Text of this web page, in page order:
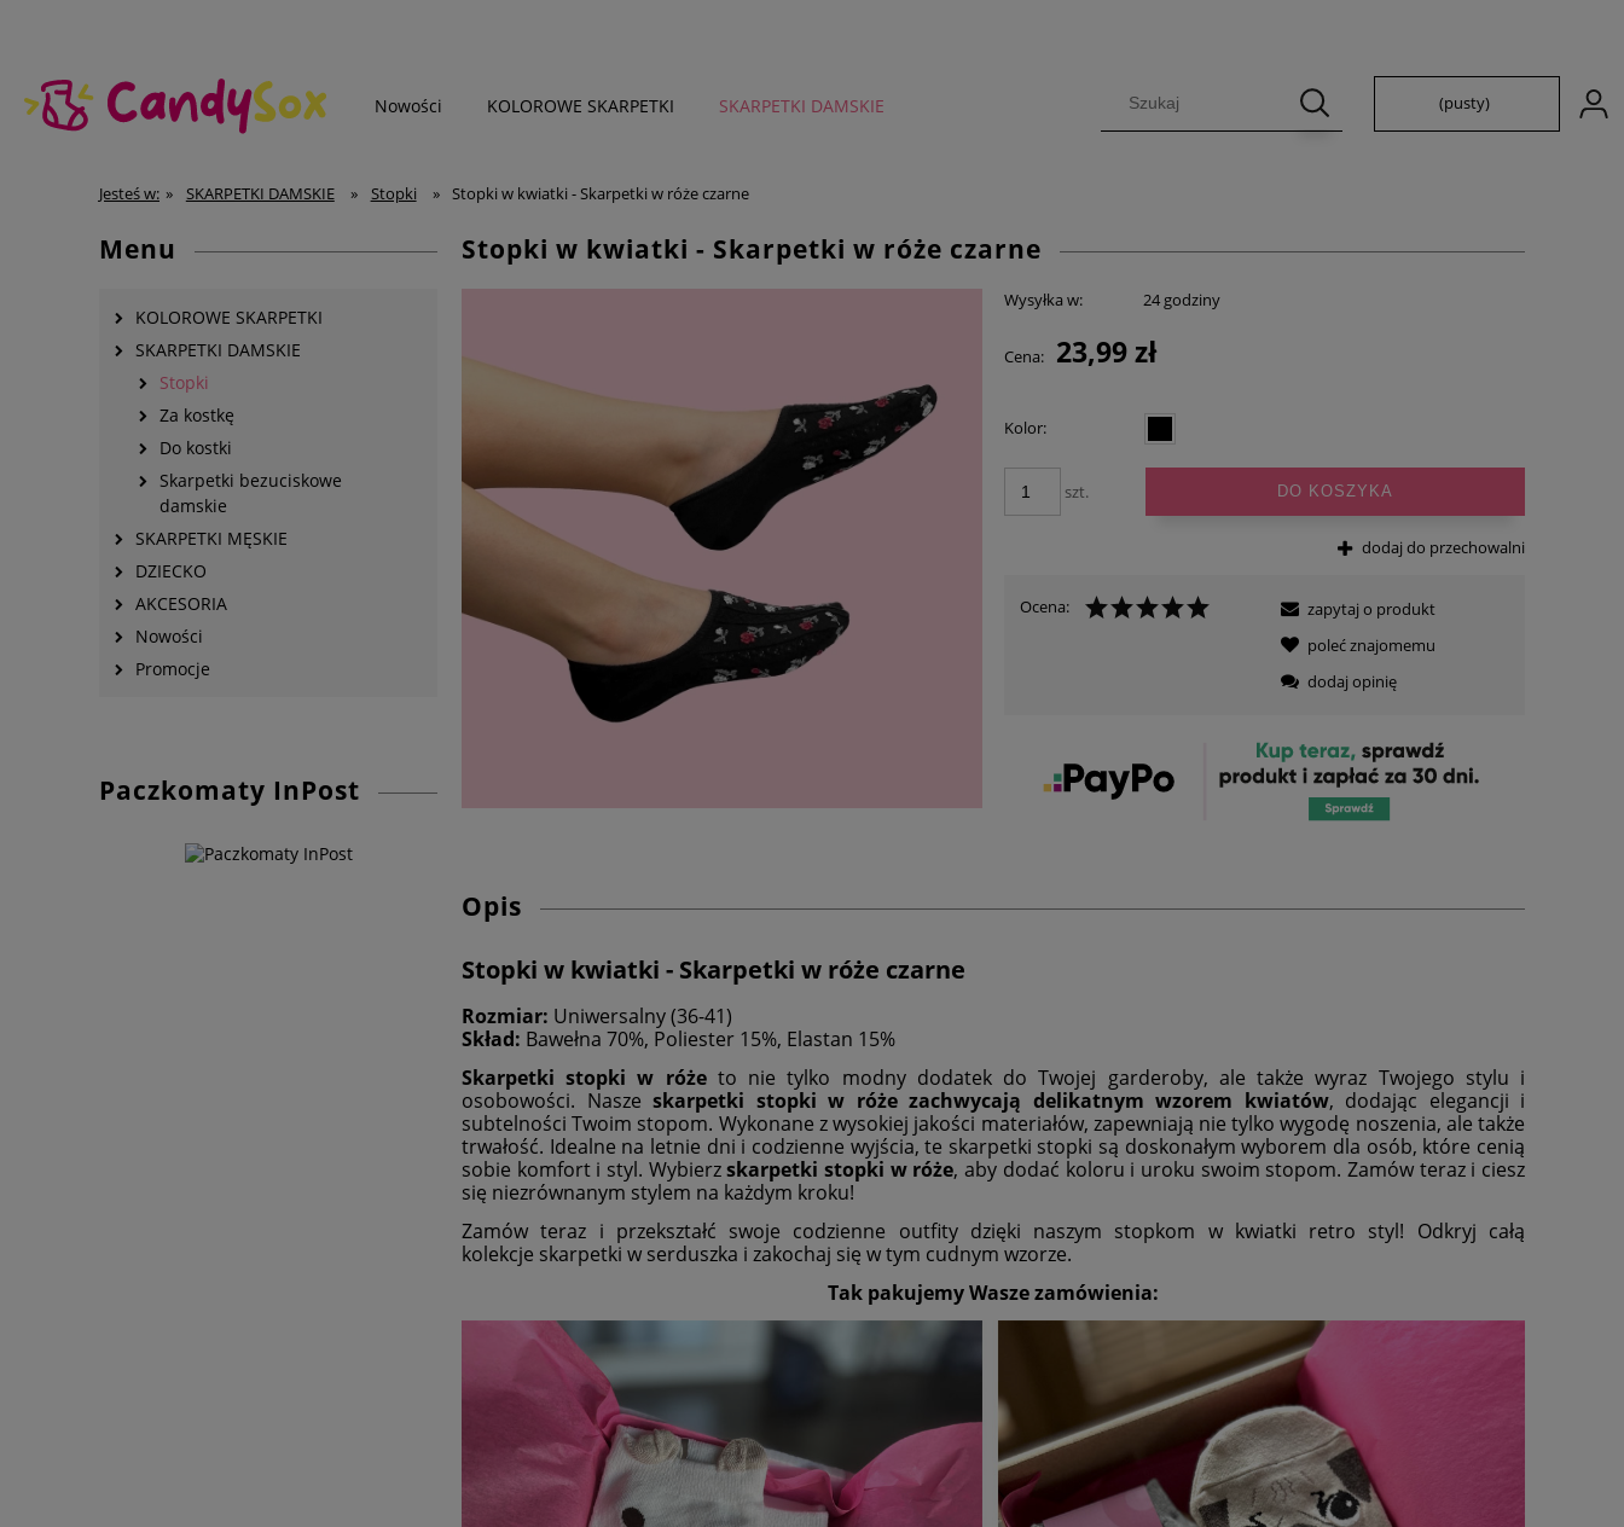
Nowości KOLOROWE SKARPETKI SKARPETKI DAMSKIE (pusty)
Jesteś w: » SKARPETKI DAMSKIE » Stopki » Stopki w kwiatki - Skarpetki w róże czarne
Menu
KOLOROWE SKARPETKI
SKARPETKI DAMSKIE
Stopki
Za kostkę
Do kostki
Skarpetki bezuciskowe
damskie
SKARPETKI MĘSKIE
DZIECKO
AKCESORIA
Nowości
Promocje
Paczkomaty InPost
Stopki w kwiatki - Skarpetki w róże czarne
Wysyłka w: 24 godziny
Cena: 23,99 zł
Kolor:
szt. DO KOSZYKA
dodaj do przechowalni
Ocena:
zapytaj o produkt
poleć znajomemu
dodaj opinię
Opis
Stopki w kwiatki - Skarpetki w róże czarne
Rozmiar: Uniwersalny (36-41)
Skład: Bawełna 70%, Poliester 15%, Elastan 15%
Skarpetki stopki w różeto nie tylko modny dodatek do Twojej garderoby, ale także wyraz Twojego stylu i
osobowości. Nasze skarpetki stopki w róże zachwycają delikatnym wzorem kwiatów, dodając elegancji i
subtelności Twoim stopom. Wykonane z wysokiej jakości materiałów, zapewniają nie tylko wygodę noszenia, ale także
trwałość. Idealne na letnie dni i codzienne wyjścia, te skarpetki stopki są doskonałym wyborem dla osób, które cenią
sobie komfort i styl. Wybierzskarpetki stopki w róże, aby dodać koloru i uroku swoim stopom. Zamów teraz i ciesz
się niezrównanym stylem na każdym kroku!
Zamów teraz i przekształć swoje codzienne outfity dzięki naszym stopkom w kwiatki retro styl! Odkryj całą
kolekcje skarpetki w serduszka i zakochaj się w tym cudnym wzorze.
Tak pakujemy Wasze zamówienia: